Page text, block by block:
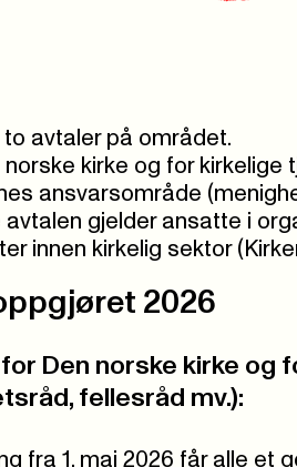
to avtaler på området.
norske kirke og for
ansvarsområde
avtalen gjelder ansatte i
innen kirkelig sektor
2026
Den norske kirke og
fellesråd mv.):
fra 1. mai 2026 får alle et